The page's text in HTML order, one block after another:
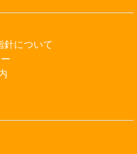
針について